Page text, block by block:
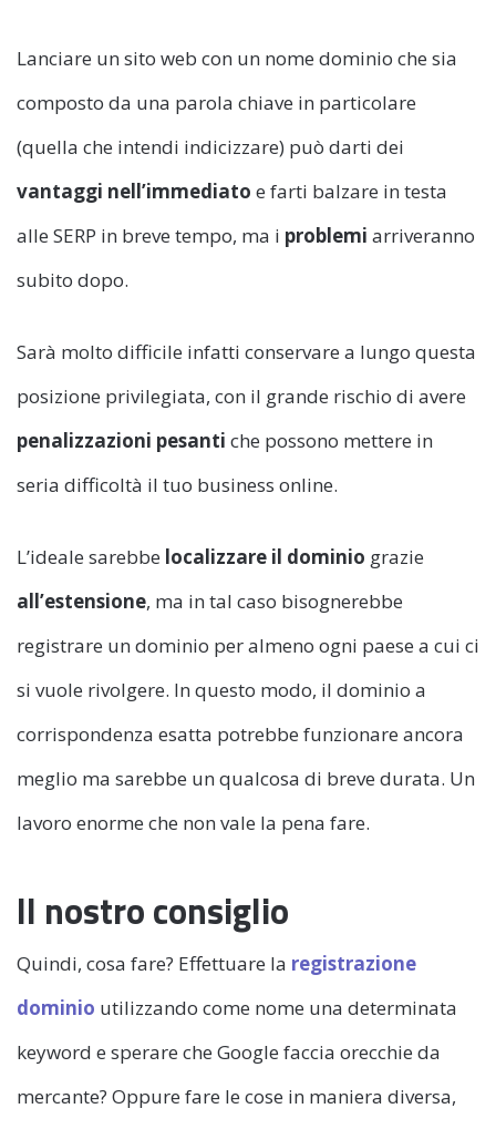
Lanciare un sito web con un nome dominio che sia
composto da una parola chiave in particolare
(quella che intendi indicizzare) può darti dei
vantaggi nell’immediato e farti balzare in testa
alle SERP in breve tempo, ma i problemi arriveranno
subito dopo.
Sarà molto difficile infatti conservare a lungo questa
posizione privilegiata, con il grande rischio di avere
penalizzazioni pesanti che possono mettere in
seria difficoltà il tuo business online.
L’ideale sarebbe localizzare il dominio grazie
all’estensione, ma in tal caso bisognerebbe
registrare un dominio per almeno ogni paese a cui ci
si vuole rivolgere. In questo modo, il dominio a
corrispondenza esatta potrebbe funzionare ancora
meglio ma sarebbe un qualcosa di breve durata. Un
lavoro enorme che non vale la pena fare.
Il nostro consiglio
Quindi, cosa fare? Effettuare la registrazione
dominio utilizzando come nome una determinata
keyword e sperare che Google faccia orecchie da
mercante? Oppure fare le cose in maniera diversa,